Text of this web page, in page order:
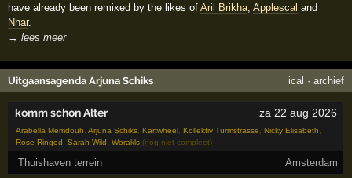
have already been remixed by the likes ofAril Brikha,Applescal and
Nhar.
→ lees meer
Uitgaansagenda Arjuna Schiks ical · archief
komm schon Alter za 22 aug 2026
Arabella Memdouh ,Arjuna Schiks ,Kartwheel ,Kollektiv Turmstrasse ,Nicky Elisabeth
Rose Ringed
,Sarah Wild ,Worakls (nog niet compleet)
Thuishaven terrein Amsterdam